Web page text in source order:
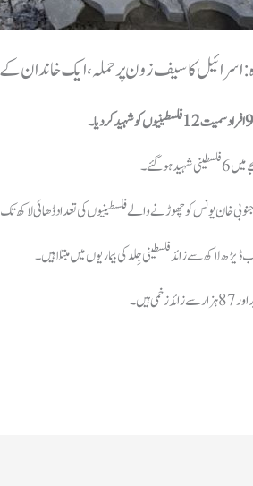
کا سیف زون پر حملہ، ایک خاندان کے 9 افراد سمیت 12 فلسطینی شہید
یونس کو چھوڑنے والے فلسطینیوں کی تعداد ڈھائی لاکھ تک پہنچ